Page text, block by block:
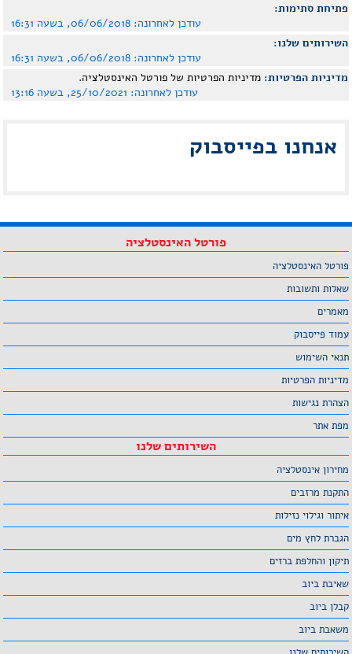
פתיחת סתימות:
עודכן לאחרונה: 06/06/2018, בשעה 16:31
השירותים שלנו:
עודכן לאחרונה: 06/06/2018, בשעה 16:31
מדיניות הפרטיות: מדיניות הפרטיות של פורטל האינסטלציה.
עודכן לאחרונה: 25/10/2021, בשעה 13:16
אנחנו בפייסבוק
פורטל האינסטלציה
פורטל האינסטלציה
שאלות ותשובות
מאמרים
עמוד פייסבוק
תנאי השימוש
מדיניות הפרטיות
הצהרת נגישות
מפת אתר
השירותים שלנו
מחירון אינסטלציה
התקנת מרזבים
איתור וגילוי נזילות
הגברת לחץ מים
תיקון והחלפת ברזים
שאיבת ביוב
קבלן ביוב
משאבת ביוב